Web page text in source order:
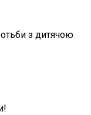
з дитячою